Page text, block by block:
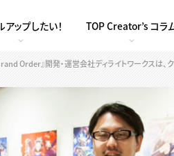
アップしたい！ TOP Creator’s コラ
Order』開発・運営会社ディライトワークスは